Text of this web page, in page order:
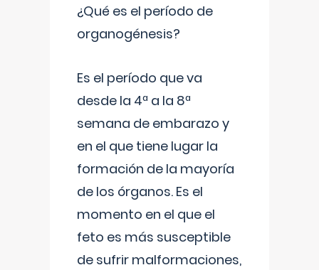
¿Qué es el período de
organogénesis?
Es el período que va
desde la 4ª a la 8ª
semana de embarazo y
en el que tiene lugar la
formación de la mayoría
de los órganos. Es el
momento en el que el
feto es más susceptible
de sufrir malformaciones,